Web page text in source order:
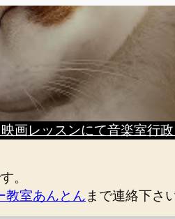
映画レッスンにて音楽室行
。
教室あんとん まで連絡下さ